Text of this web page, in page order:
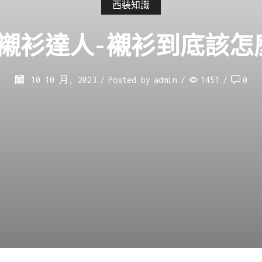
西裝知識
衫達人-襯衫到底該怎
10 10 月, 2023 / Posted by admin / 1451 / 0